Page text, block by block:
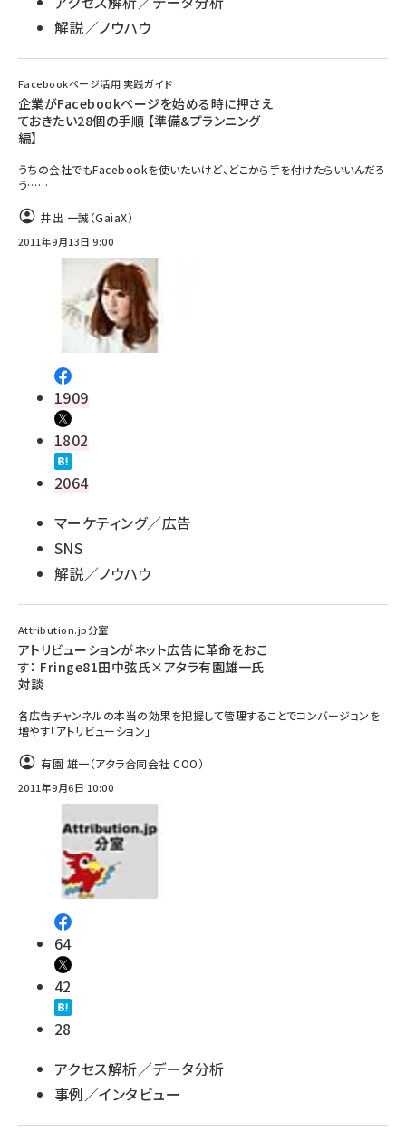
解説／ノウハウ
Facebookページ活用 実践ガイド
企業がFacebookページを始める時に押さえ
ておきたい28個の手順 【準備&プランニング
編】
うちの会社でもFacebookを使いたいけど、どこから手を付けたらいいんだろ
う……
井出 一誠（GaiaX）
2011年9月13日 9:00
1909
1802
2064
マーケティング／広告
SNS
解説／ノウハウ
Attribution.jp分室
アトリビューションがネット広告に革命をおこ
す： Fringe81田中弦氏×アタラ有園雄一氏
対談
各広告チャンネルの本当の効果を把握して管理することでコンバージョンを
増やす「アトリビューション」
有園 雄一（アタラ合同会社 COO）
2011年9月6日 10:00
64
42
28
アクセス解析／データ分析
事例／インタビュー